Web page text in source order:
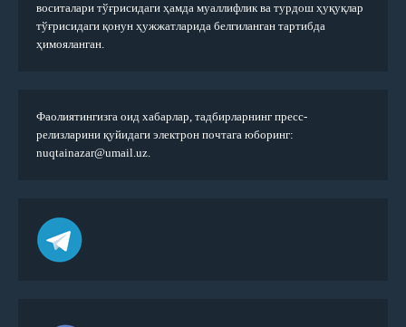
воситалари тўғрисидаги ҳамда муаллифлик ва турдош ҳуқуқлар
тўғрисидаги қонун ҳужжатларида белгиланган тартибда
ҳимояланган.
Фаолиятингизга оид хабарлар, тадбирларнинг пресс-
релизларини қуйидаги электрон почтага юборинг:
nuqtainazar@umail.uz.